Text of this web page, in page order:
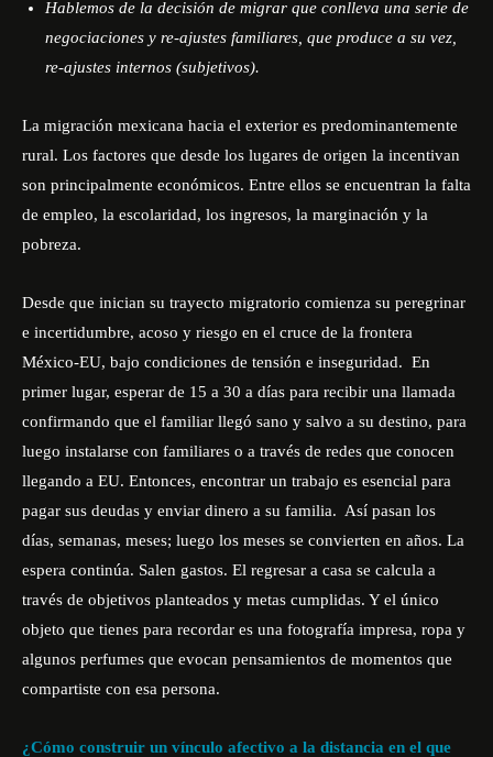
Hablemos de la decisión de migrar que conlleva una serie de
negociaciones y re-ajustes familiares, que produce a su vez,
re-ajustes internos (subjetivos).
La migración mexicana hacia el exterior es predominantemente
rural. Los factores que desde los lugares de origen la incentivan
son principalmente económicos. Entre ellos se encuentran la falta
de empleo, la escolaridad, los ingresos, la marginación y la
pobreza.
Desde que inician su trayecto migratorio comienza su peregrinar
e incertidumbre, acoso y riesgo en el cruce de la frontera
México-EU, bajo condiciones de tensión e inseguridad. En
primer lugar, esperar de 15 a 30 a días para recibir una llamada
confirmando que el familiar llegó sano y salvo a su destino, para
luego instalarse con familiares o a través de redes que conocen
llegando a EU. Entonces, encontrar un trabajo es esencial para
pagar sus deudas y enviar dinero a su familia. Así pasan los
días, semanas, meses; luego los meses se convierten en años. La
espera continúa. Salen gastos. El regresar a casa se calcula a
través de objetivos planteados y metas cumplidas. Y el único
objeto que tienes para recordar es una fotografía impresa, ropa y
algunos perfumes que evocan pensamientos de momentos que
compartiste con esa persona.
¿Cómo construir un vínculo afectivo a la distancia en el que